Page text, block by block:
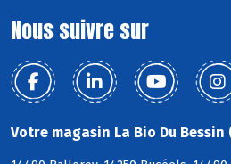
Nous suivre sur
Votre magasin La Bio Du